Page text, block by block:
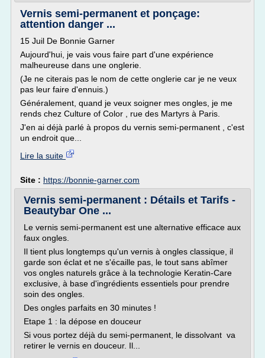
Vernis semi-permanent et ponçage:
attention danger ...
15 Juil De Bonnie Garner
Aujourd'hui, je vais vous faire part d'une expérience
malheureuse dans une onglerie.
(Je ne citerais pas le nom de cette onglerie car je ne veux
pas leur faire d'ennuis.)
Généralement, quand je veux soigner mes ongles, je me
rends chez Culture of Color , rue des Martyrs à Paris.
J'en ai déjà parlé à propos du vernis semi-permanent , c'est
un endroit que...
Lire la suite
Site : https://bonnie-garner.com
Vernis semi-permanent : Détails et Tarifs -
Beautybar One ...
Le vernis semi-permanent est une alternative efficace aux
faux ongles.
Il tient plus longtemps qu'un vernis à ongles classique, il
garde son éclat et ne s'écaille pas, le tout sans abîmer
vos ongles naturels grâce à la technologie Keratin-Care
exclusive, à base d'ingrédients essentiels pour prendre
soin des ongles.
Des ongles parfaits en 30 minutes !
Etape 1 : la dépose en douceur
Si vous portez déjà du semi-permanent, le dissolvant va
retirer le vernis en douceur. Il...